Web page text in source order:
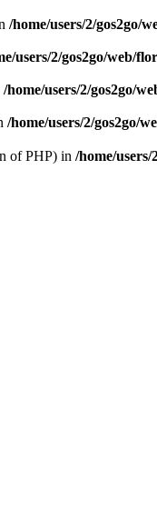
/home/users/2/gos2go/
users/2/gos2go/web/
/home/users/2/gos2go/
/home/users/2/gos2go/
of PHP) in /home/